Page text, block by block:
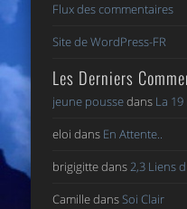
Flux des commentaires
Site de WordPress-FR
Les Derniers
jeune poussedans La
eloi dans En Attente..
brigigittedans2,3 Liens
CamilledansSoi Clair